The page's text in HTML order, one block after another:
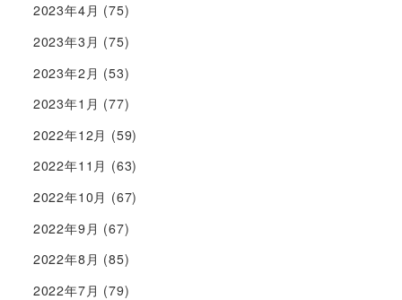
2023年4月 (75)
2023年3月 (75)
2023年2月 (53)
2023年1月 (77)
2022年12月 (59)
2022年11月 (63)
2022年10月 (67)
2022年9月 (67)
2022年8月 (85)
2022年7月 (79)